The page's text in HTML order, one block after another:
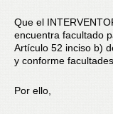
Que el
encuentra facultado
Artículo 52 inciso b)
y conforme
Por ello,